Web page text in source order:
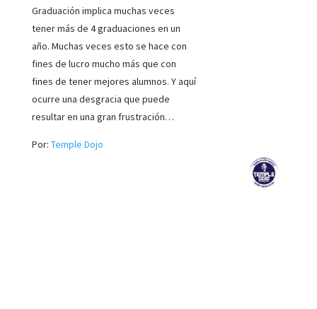
Graduación implica muchas veces
tener más de 4 graduaciones en un
año. Muchas veces esto se hace con
fines de lucro mucho más que con
fines de tener mejores alumnos. Y aquí
ocurre una desgracia que puede
resultar en una gran frustración…
Por: Temple Dojo